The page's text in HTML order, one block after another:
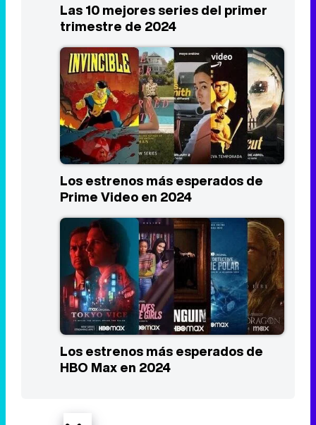
Las 10 mejores series del primer
trimestre de 2024
Los estrenos más esperados de
Prime Video en 2024
Los estrenos más esperados de
HBO Max en 2024